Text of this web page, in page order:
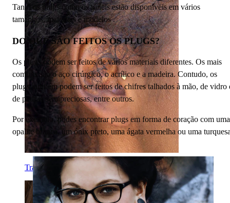
Tragos
Tanto os plugs como os túneis estão disponíveis em vários
tamanhos, materiais e modelos .
DO QUE SÃO FEITOS OS PLUGS?
Os plugs podem ser feitos de vários materiais diferentes. Os mais
comuns são o aço cirúrgico, o acrílico e a madeira. Contudo, os
plugs também podem ser feitos de chifres talhados à mão, de vidro
de pedras semipreciosas, entre outros.
Por exemplo, podes encontrar plugs em forma de coração com uma
opalite branca, um ónix preto, uma ágata vermelha ou uma